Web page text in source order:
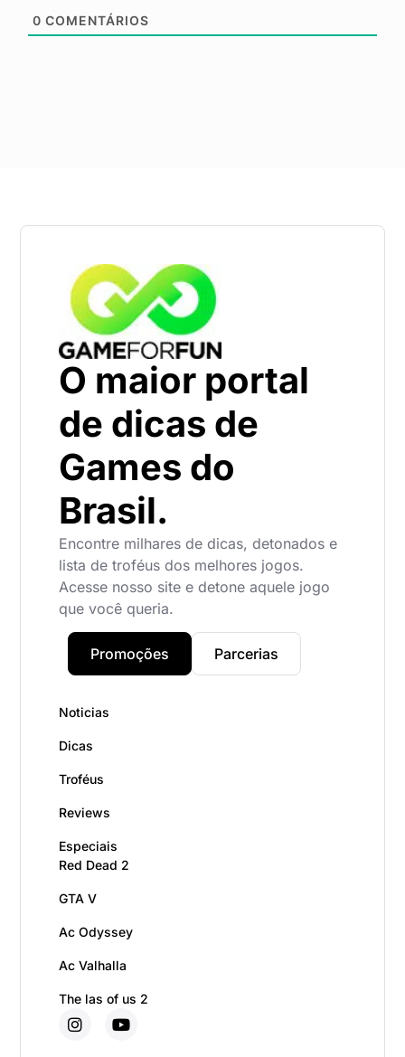
0 COMENTÁRIOS
O maior portal
de dicas de
Games do
Brasil.
Encontre milhares de dicas, detonados e
lista de troféus dos melhores jogos.
Acesse nosso site e detone aquele jogo
que você queria.
Promoções Parcerias
Noticias
Dicas
Troféus
Reviews
Especiais
Red Dead 2
GTA V
Ac Odyssey
Ac Valhalla
The las of us 2